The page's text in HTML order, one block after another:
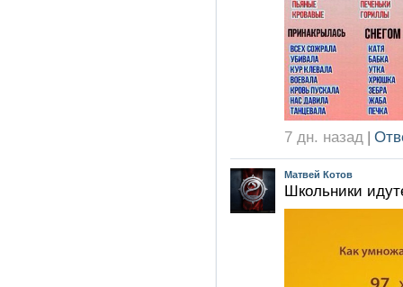
7 дн. назад |
Матвей Котов
Школьники